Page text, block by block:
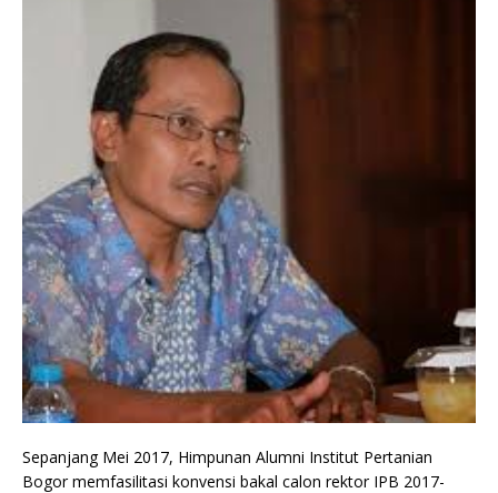
Sepanjang Mei 2017, Himpunan Alumni Institut Pertanian
Bogor memfasilitasi konvensi bakal calon rektor IPB 2017-